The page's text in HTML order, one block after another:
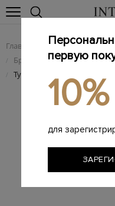
Главная Мужчинам /
/ Брендовые мужские туфли
/ Туфли-дерби ручной
первую
10%
для